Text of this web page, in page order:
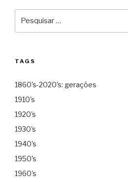
TAGS
1860's-2020's: gerações
1910's
1920's
1930's
1940's
1950's
1960's